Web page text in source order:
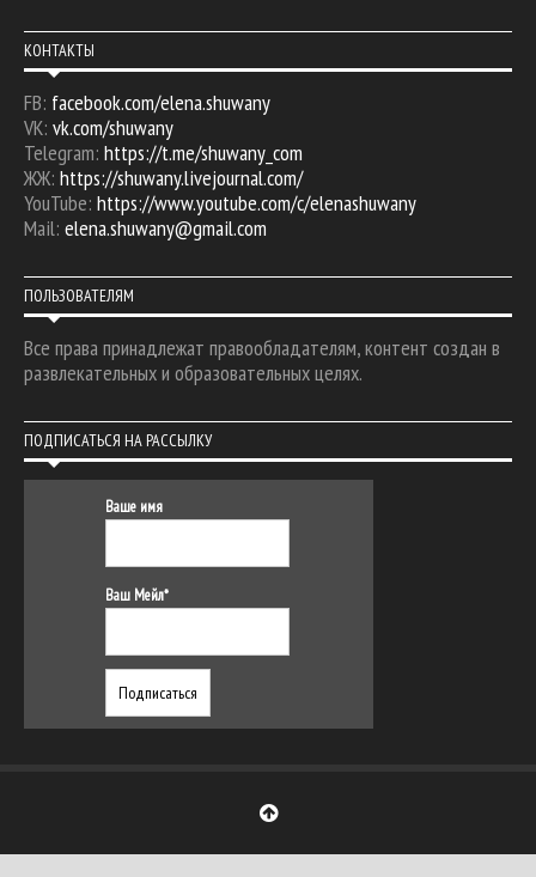
КОНТАКТЫ
FB: facebook.com/elena.shuwany
VK: vk.com/shuwany
Telegram: https://t.me/shuwany_com
ЖЖ: https://shuwany.livejournal.com/
YouTube: https://www.youtube.com/c/elenashuwany
Mail: elena.shuwany@gmail.com
ПОЛЬЗОВАТЕЛЯМ
Все права принадлежат правообладателям, контент создан в
развлекательных и образовательных целях.
ПОДПИСАТЬСЯ НА РАССЫЛКУ
Ваше имя
Ваш Мейл*